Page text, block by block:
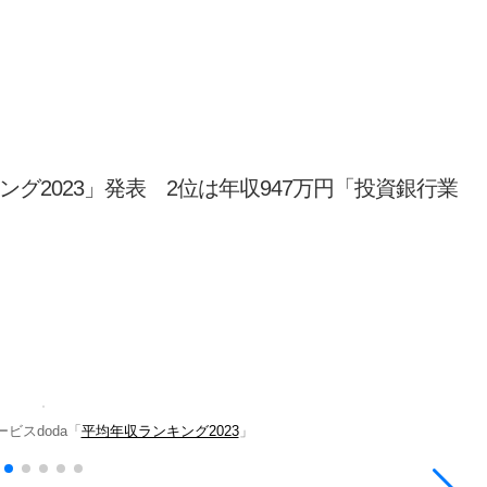
グ2023」発表 2位は年収947万円「投資銀行業
スdoda「 平均年収ランキング2023」